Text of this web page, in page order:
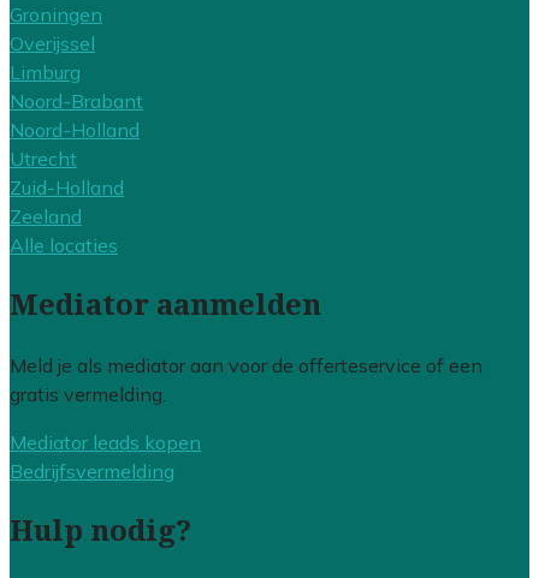
Groningen
Overijssel
Limburg
Noord-Brabant
Noord-Holland
Utrecht
Zuid-Holland
Zeeland
Alle locaties
Mediator aanmelden
Meld je als mediator aan voor de offerteservice of een
gratis vermelding.
Mediator leads kopen
Bedrijfsvermelding
Hulp nodig?